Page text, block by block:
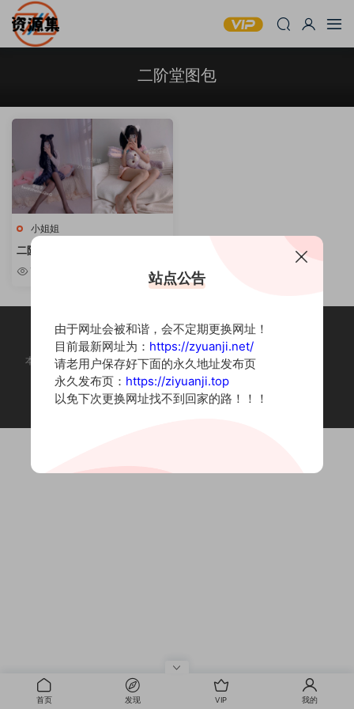
二阶堂图包
小姐姐
二阶堂(宅绘子) – 可爱妹子写真资
源 [持续更新]
7.6w
本站为摄影写真图片网站，内容来自网络收集整理，仅作个人学习使用。
如有违法内容请联系删除
Copyright © 2022 资源集
首页 发现 VIP 我的
站点公告
由于网址会被和谐，会不定期更换网址！
目前最新网址为： https://zyuanji.net/
请老用户保存好下面的永久地址发布页
永久发布页： https://ziyuanji.top
以免下次更换网址找不到回家的路！！！